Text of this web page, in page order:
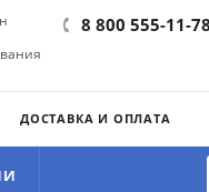
8 800 555-11-78
ДОСТАВКА И ОПЛАТА